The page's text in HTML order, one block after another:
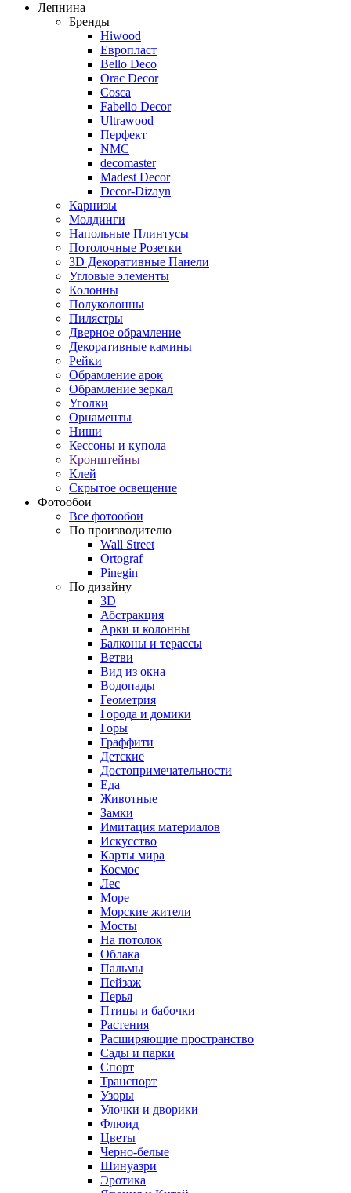
Лепнина
Бренды
Hiwood
Европласт
Bello Deco
Orac Decor
Cosca
Fabello Decor
Ultrawood
Перфект
NMC
decomaster
Madest Decor
Decor-Dizayn
Карнизы
Молдинги
Напольные Плинтусы
Потолочные Розетки
3D Декоративные Панели
Угловые элементы
Колонны
Полуколонны
Пилястры
Дверное обрамление
Декоративные камины
Рейки
Обрамление арок
Обрамление зеркал
Уголки
Орнаменты
Ниши
Кессоны и купола
Кронштейны
Клей
Скрытое освещение
Фотообои
Все фотообои
По производителю
Wall Street
Ortograf
Pinegin
По дизайну
3D
Абстракция
Арки и колонны
Балконы и терассы
Ветви
Вид из окна
Водопады
Геометрия
Города и домики
Горы
Граффити
Детские
Достопримечательности
Еда
Животные
Замки
Имитация материалов
Искусство
Карты мира
Космос
Лес
Море
Морские жители
Мосты
На потолок
Облака
Пальмы
Пейзаж
Перья
Птицы и бабочки
Растения
Расширяющие пространство
Сады и парки
Спорт
Транспорт
Узоры
Улочки и дворики
Флюид
Цветы
Черно-белые
Шинуазри
Эротика